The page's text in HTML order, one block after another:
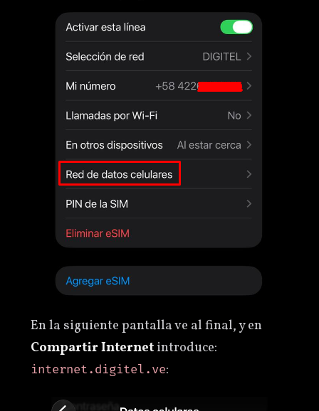
En la siguiente pantalla ve al final, y en
Compartir Internetintroduce:
internet.digitel.ve: